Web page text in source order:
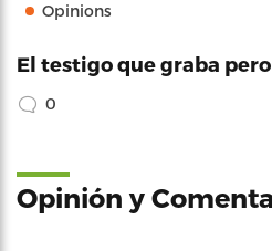
Opinions
El testigo que graba
0
Opinión y